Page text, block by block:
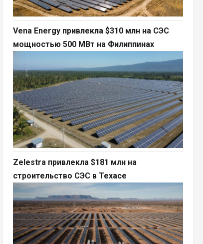
Vena Energy привлекла $310 млн на СЭС
мощностью 500 МВт на Филиппинах
Zelestra привлекла $181 млн на
строительство СЭС в Техасе